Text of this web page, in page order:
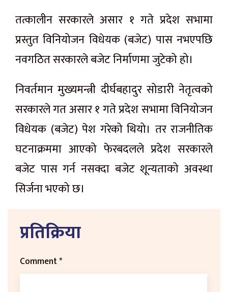
तत्कालीन सरकारले असार १ गते प्रदेश सभामा
प्रस्तुत विनियोजन विधेयक (बजेट) पास नभएपछि
नवगठित सरकारले बजेट निर्माणमा जुटेको हो।
निवर्तमान मुख्यमन्त्री दीर्घबहादुर सोडारी नेतृत्वको
सरकारले गत असार १ गते प्रदेश सभामा विनियोजन
विधेयक (बजेट) पेश गरेको थियो। तर राजनीतिक
घटनाक्रममा आएको फेरबदलले प्रदेश सरकारले
बजेट पास गर्न नसक्दा बजेट शून्यताको अवस्था
सिर्जना भएको छ।
प्रतिक्रिया
Comment*